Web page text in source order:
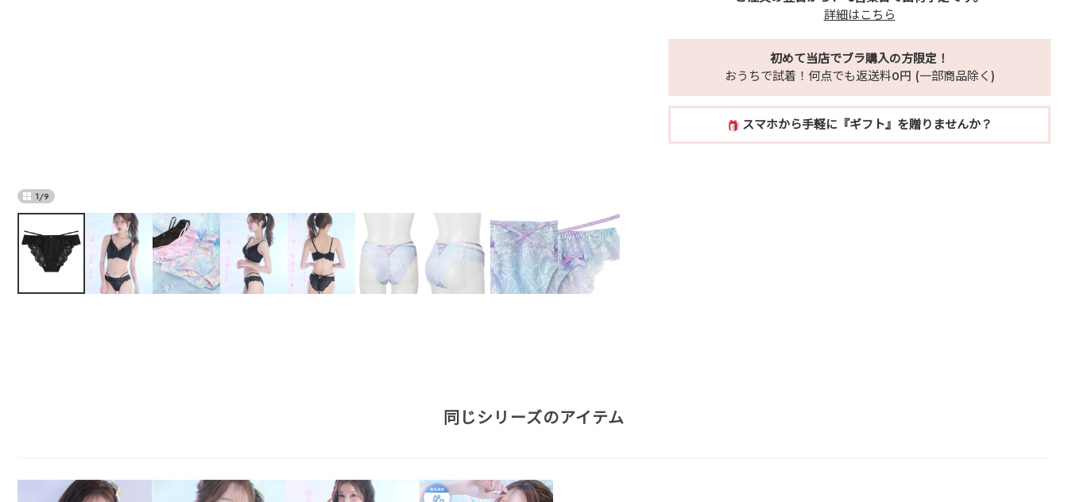
1/9
詳細はこちら
初めて当店でブラ購入の方限定！
おうちで試着！何点でも返送料0円 (一部商品除く)
スマホから手軽に『ギフト』を贈りませんか？
同じシリーズのアイテム